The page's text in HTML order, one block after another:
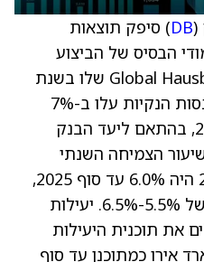
(
DB) סיפק תוצאות
הבסיס של הביצוע
המואץ של אסטרטגיית Global Hausbank שלו בשנת
2025: צמיחת הכנסות: ההכנסות הנקיות עלו ב-7%
ל-32.1 מיליארד אירו ב-2025, בהתאם ליעד הבנק
שיעור הצמיחה השנתי
הממוצע בהכנסות מאז 2021 היה 6.0% עד סוף 2025,
אמצע טווח היעד של הבנק של 5.5%-6.5%. יעילות
את תוכנית היעילות
בהיקף 2.5 מיליארד אירו כמתוכנן עד סוף